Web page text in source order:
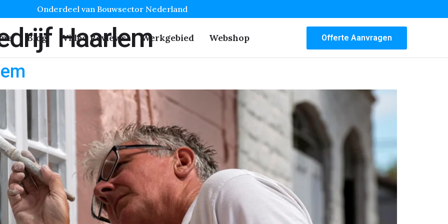
Onderdeel van Bouwsector Nederland
Blog Video Reviews Werkgebied Webshop Offerte Aanvragen
Haarlem